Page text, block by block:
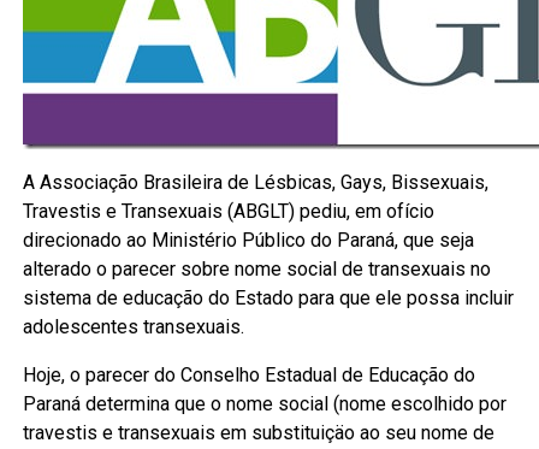
A Associação Brasileira de Lésbicas, Gays, Bissexuais,
Travestis e Transexuais (ABGLT) pediu, em ofício
direcionado ao Ministério Público do Paraná, que seja
alterado o parecer sobre nome social de transexuais no
sistema de educação do Estado para que ele possa incluir
adolescentes transexuais.
Hoje, o parecer do Conselho Estadual de Educação do
Paraná determina que o nome social (nome escolhido por
travestis e transexuais em substituiçäo ao seu nome de